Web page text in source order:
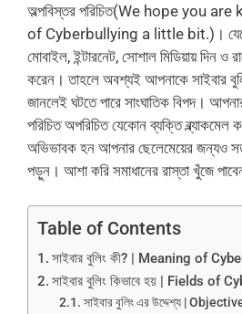
অল্পবিস্তর পরিচিত(We hope you
of Cyberbullying a little bit.)।
মোবাইল, ইন্টারনেট, সোশাল মিডিয়ায় দিন
করেন। তাহলে অবশ্যই আপনাকে সাইবার
জানলেই ঘটতে পারে সাংঘাতিক বিপদ।
পরিচিত অপরিচিত যেকোন ব্যক্তি ব্ল্যাকমেল
অভিভাবক হন আপনার ছেলেমেয়ের জন্যও
পড়ুন। আশা করি সমাধানের রাস্তা খুঁজে
Table of Contents
সাইবার বুলিং কী? | Meaning of
সাইবার বুলিং কিভাবে হয় | Fields of
সাইবার বুলিং এর উদ্দেশ্য |